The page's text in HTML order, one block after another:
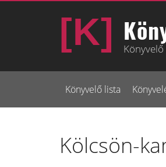
Könyvelő lista
Kölcsön-